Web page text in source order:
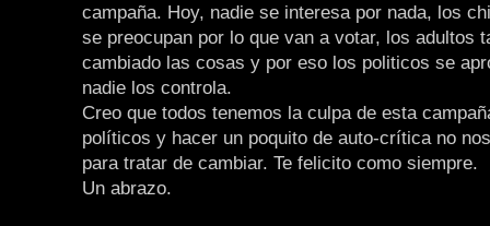
campaña. Hoy, nadie se interesa por nada, los
se preocupan por lo que van a votar, los adultos
cambiado las cosas y por eso los politicos se
nadie los controla.
Creo que todos tenemos la culpa de esta
políticos y hacer un poquito de auto-crítica no
para tratar de cambiar. Te felicito como siempre.
Un abrazo.